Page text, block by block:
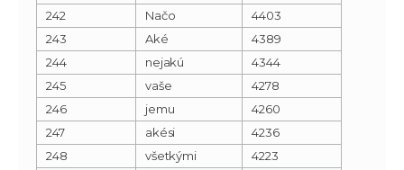
242
Načo
4403
243
Aké
4389
244
nejakú
4344
245
vaše
4278
246
jemu
4260
247
akési
4236
248
všetkými
4223